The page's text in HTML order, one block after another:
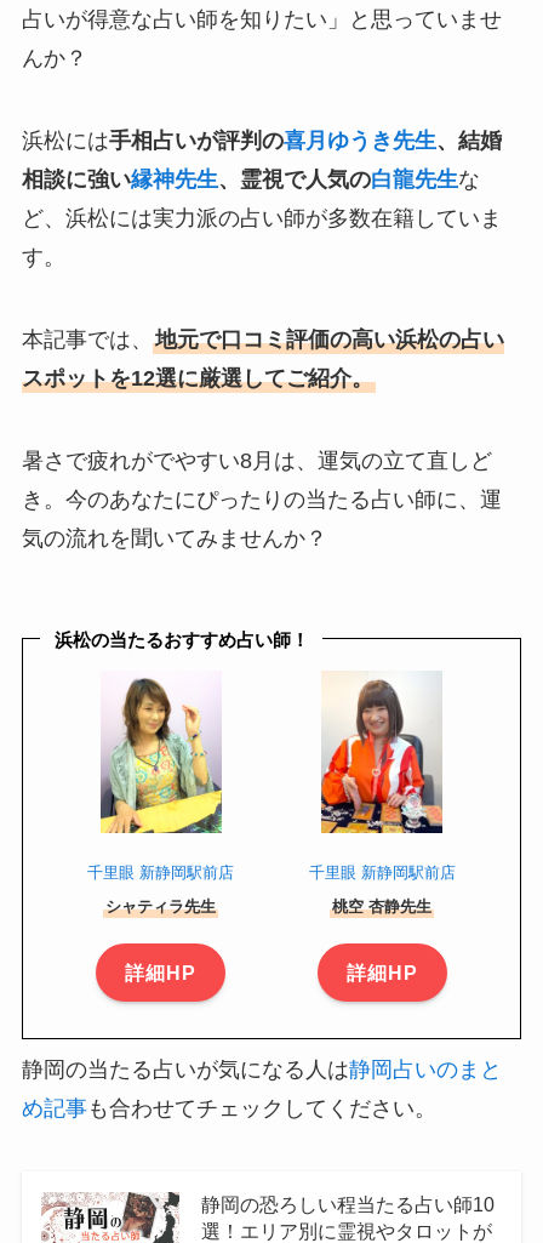
占いが得意な占い師を知りたい」と思っていませ
んか？
浜松には手相占いが評判の喜月ゆうき先生、結婚
相談に強い縁神先生、霊視で人気の白龍先生な
ど、浜松には実力派の占い師が多数在籍していま
す。
本記事では、 地元で口コミ評価の高い浜松の占い
スポットを12選に厳選してご紹介。
暑さで疲れがでやすい8月は、運気の立て直しど
き。今のあなたにぴったりの当たる占い師に、運
気の流れを聞いてみませんか？
浜松の当たるおすすめ占い師！
千里眼 新静岡駅前店
シャティラ先生
詳細HP
千里眼 新静岡駅前店
桃空 杏静先生
詳細HP
静岡の当たる占いが気になる人は静岡占いのまと
め記事も合わせてチェックしてください。
静岡の恐ろしい程当たる占い師10
選！エリア別に霊視やタロットが